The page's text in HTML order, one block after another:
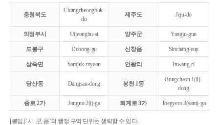
충청북도
Chungcheongbuk-
do
제주도 Jeju-do
의정부시 Uijeongbu-si 양주군 Yangju-gun
도봉구 Dobong-gu 신창읍 Sinchang-eup
삼죽면 Samjuk-myeon 인왕리 Inwang-ri
당산동 Dangsan-dong 봉천 1동
Bongcheon 1(il)-
dong
종로 2가 Jongno 2(i)-ga 퇴계로 3가 Toegyero 3(sam)-ga
[붙임] ‘시, 군, 읍’의 행정 구역 단위는 생략할 수 있다.